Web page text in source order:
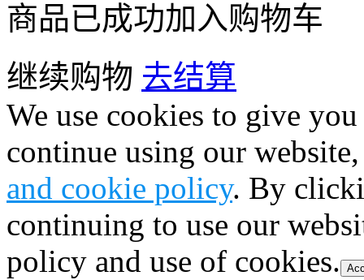
商品已成功加入购物车
继续购物 去结算
We use cookies to give
continue using our
and cookie policy. By
continuing to use our
policy and use of cookies.